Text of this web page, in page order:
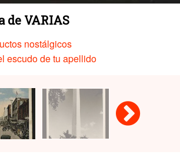
de VARIAS
nostálgicos
escudo de tu apellido